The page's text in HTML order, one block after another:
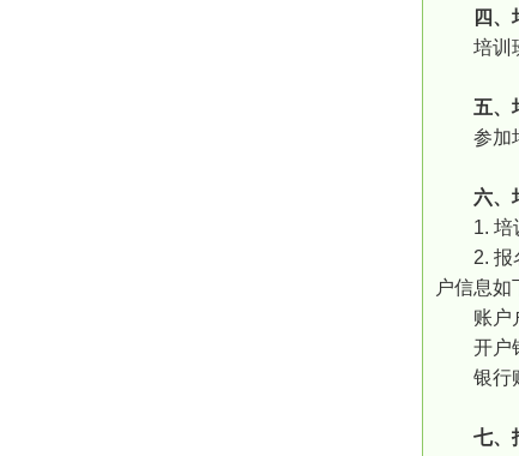
四、
培训
五、
参加
六、
1. 培
2. 报
户信息如
账户
开户
银行
七、